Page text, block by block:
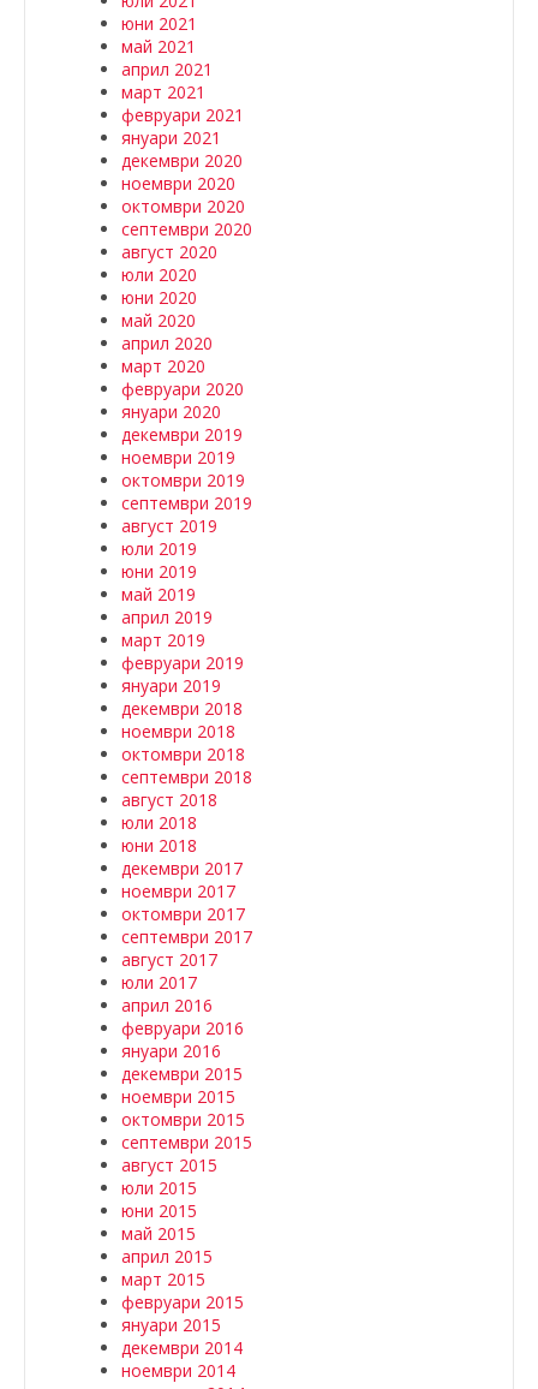
юни 2021
май 2021
април 2021
март 2021
февруари 2021
януари 2021
декември 2020
ноември 2020
октомври 2020
септември 2020
август 2020
юли 2020
юни 2020
май 2020
април 2020
март 2020
февруари 2020
януари 2020
декември 2019
ноември 2019
октомври 2019
септември 2019
август 2019
юли 2019
юни 2019
май 2019
април 2019
март 2019
февруари 2019
януари 2019
декември 2018
ноември 2018
октомври 2018
септември 2018
август 2018
юли 2018
юни 2018
декември 2017
ноември 2017
октомври 2017
септември 2017
август 2017
юли 2017
април 2016
февруари 2016
януари 2016
декември 2015
ноември 2015
октомври 2015
септември 2015
август 2015
юли 2015
юни 2015
май 2015
април 2015
март 2015
февруари 2015
януари 2015
декември 2014
ноември 2014